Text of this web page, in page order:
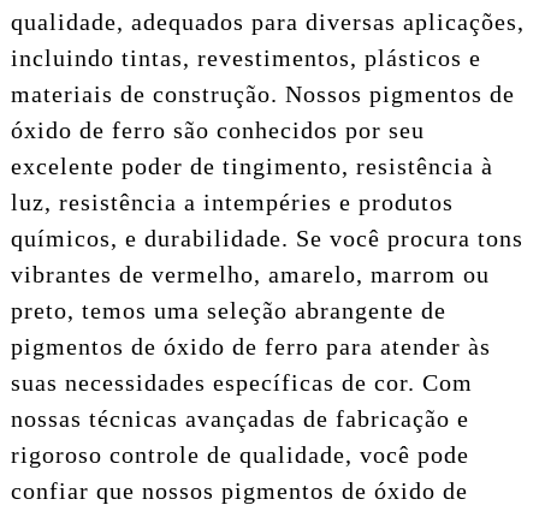
qualidade, adequados para diversas aplicações,
incluindo tintas, revestimentos, plásticos e
materiais de construção. Nossos pigmentos de
óxido de ferro são conhecidos por seu
excelente poder de tingimento, resistência à
luz, resistência a intempéries e produtos
químicos, e durabilidade. Se você procura tons
vibrantes de vermelho, amarelo, marrom ou
preto, temos uma seleção abrangente de
pigmentos de óxido de ferro para atender às
suas necessidades específicas de cor. Com
nossas técnicas avançadas de fabricação e
rigoroso controle de qualidade, você pode
confiar que nossos pigmentos de óxido de